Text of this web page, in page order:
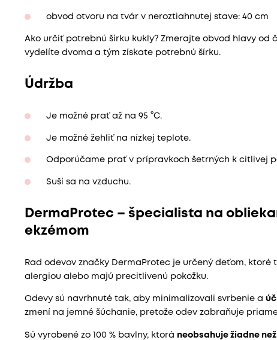
obvod otvoru na tvár v neroztiahnutej stave: 40 cm
Ako určiť potrebnú šírku kukly? Zmerajte obvod hlavy od
vydelíte dvoma a tým získate potrebnú šírku.
Údržba
Je možné prať až na 95 °C.
Je možné žehliť na nízkej teplote.
Odporúčame prať v prípravkoch šetrných k citlivej
Suší sa na vzduchu.
DermaProtec – špecialista na
ekzémom
Rad odevov značky DermaProtec je určený deťom,
alergiou alebo majú precitlivenú pokožku.
Odevy sú navrhnuté tak, aby minimalizovali svrbenie a
zmení na jemné šúchanie, pretože odev zabraňuje
Sú vyrobené zo 100 % bavlny, ktorá neobsahuje žiadne